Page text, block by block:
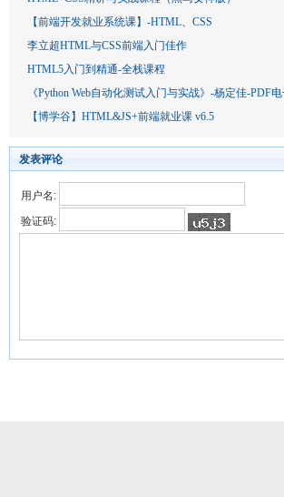
【前端开发就业系统课】-HTML、CSS
李立超HTML与CSS前端入门佳作
HTML5入门到精通-全栈课程
《Python Web自动化测试入门与实战》-杨定佳-PDF
【博学谷】HTML&JS+前端就业课 v6.5
发表评论
用户名:
验证码: